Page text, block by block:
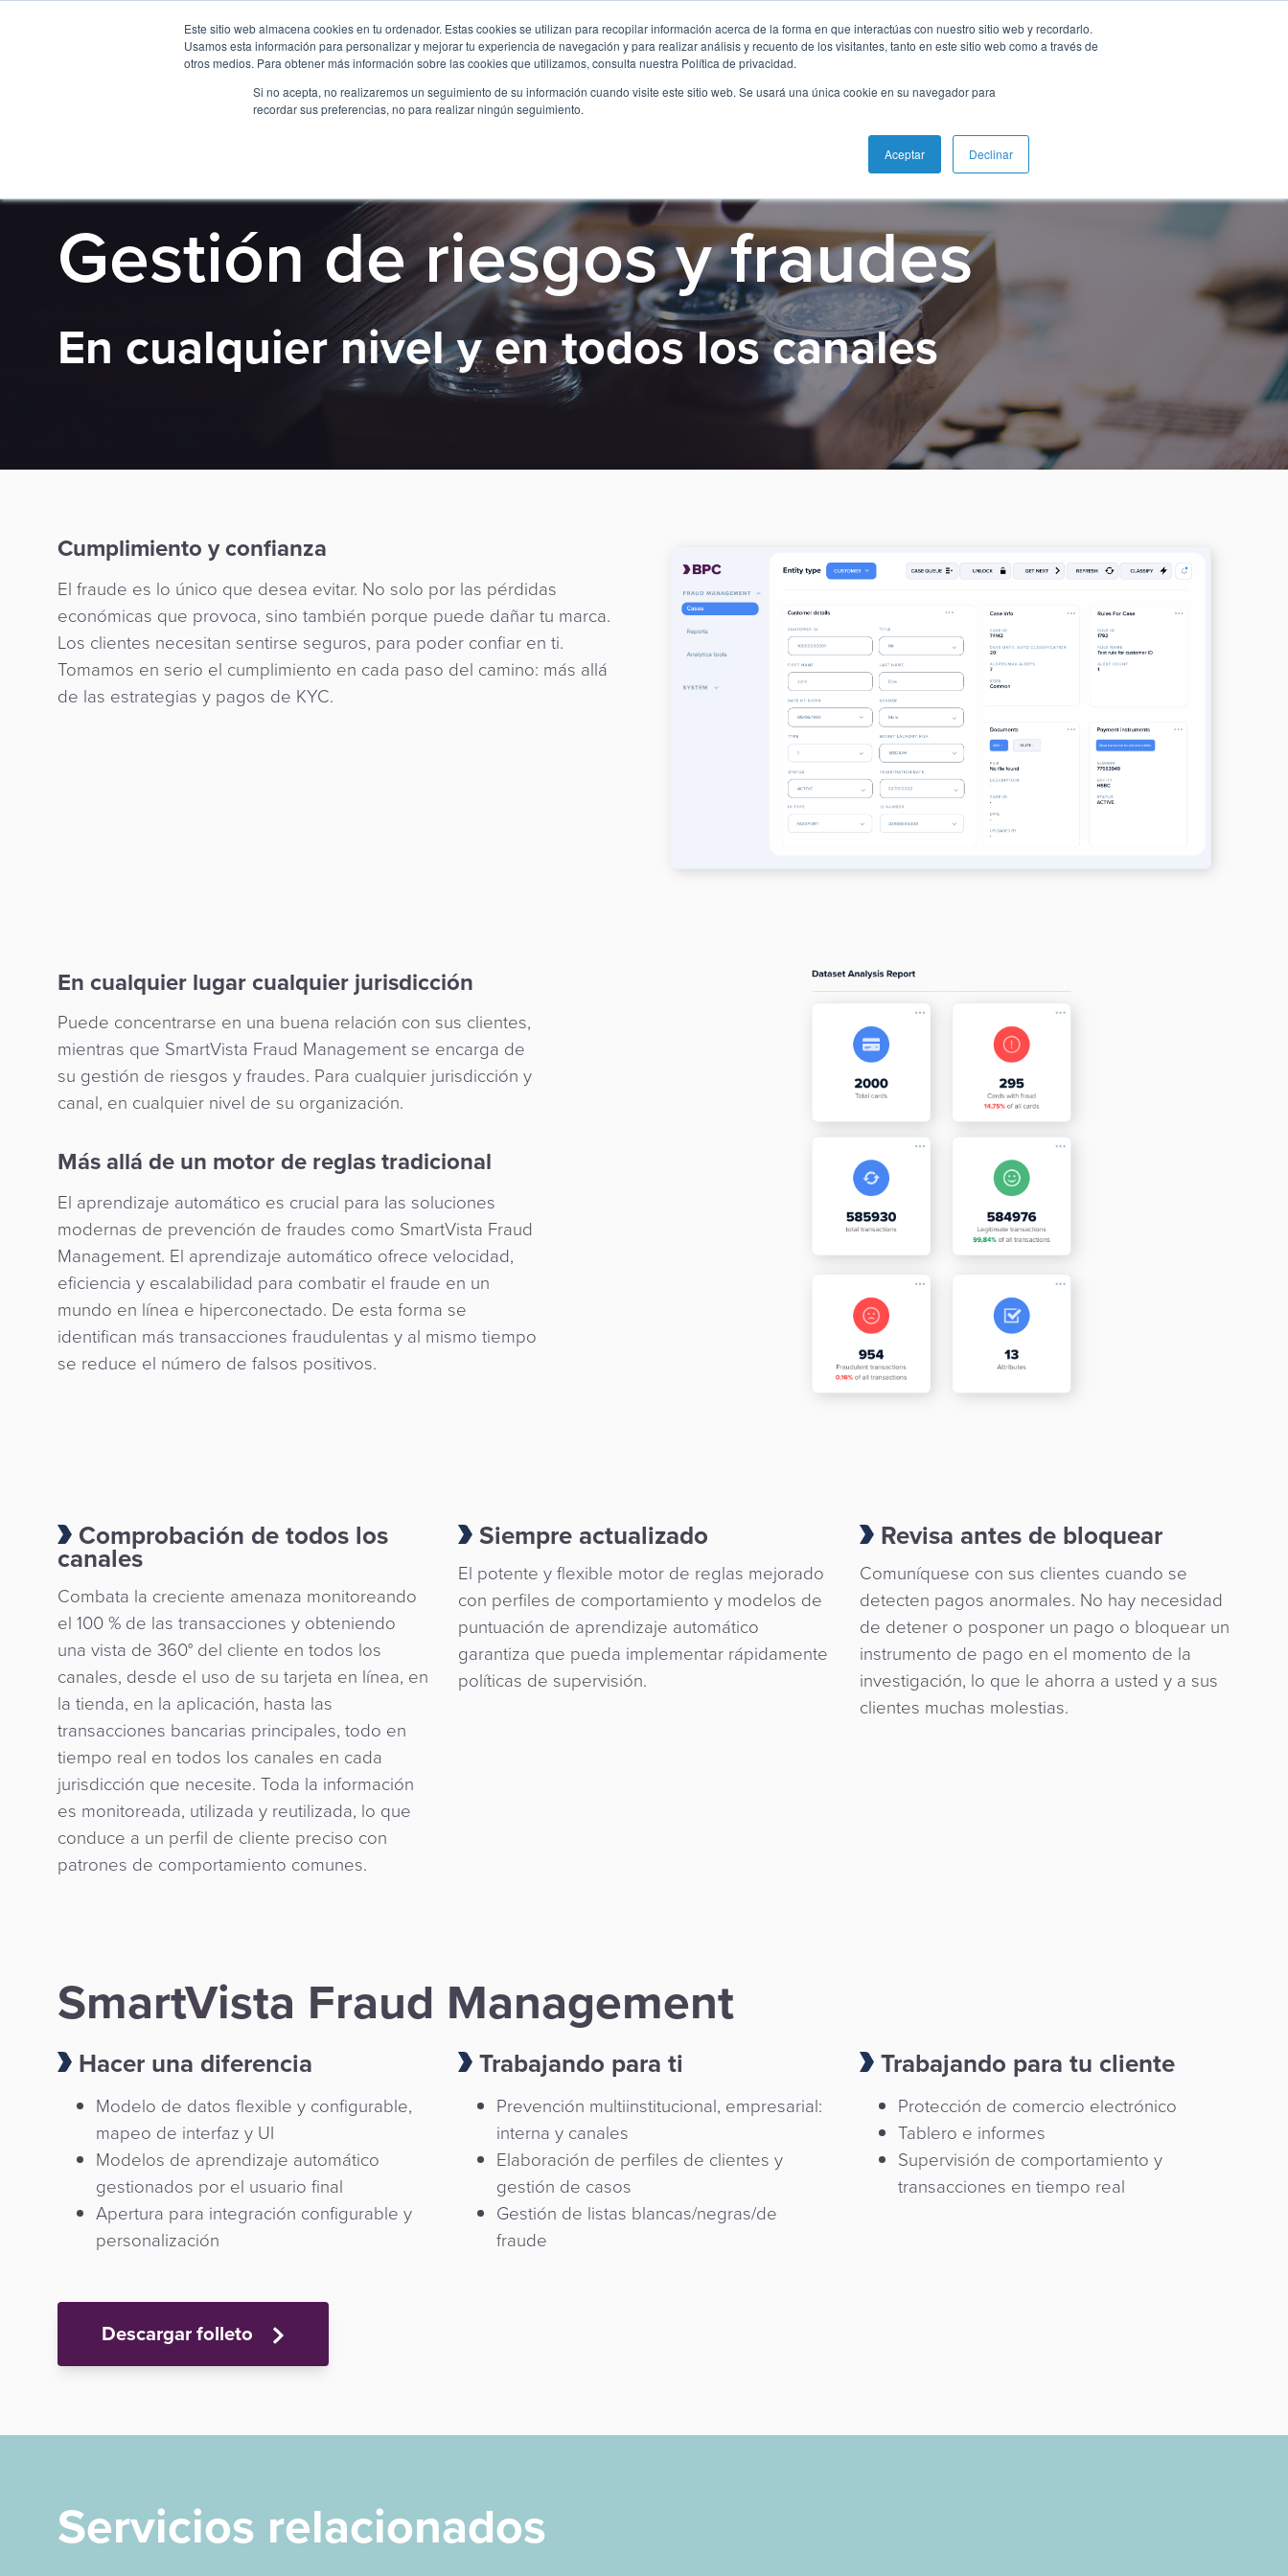
Este sitio web almacena cookies en tu ordenador. Estas cookies se utilizan para recopilar información acerca de la forma en que interactúas con nuestro sitio web y recordarlo.
Usamos esta información para personalizar y mejorar tu experiencia de navegación y para realizar análisis y recuento de los visitantes, tanto en este sitio web como a través de
otros medios. Para obtener más información sobre las cookies que utilizamos, consulta nuestra Política de privacidad.
Si no acepta, no realizaremos un seguimiento de su información cuando visite este sitio web. Se usará una única cookie en su navegador para
recordar sus preferencias, no para realizar ningún seguimiento.
Aceptar Declinar
Gestión de riesgos y fraudes
En cualquier nivel y en todos los canales
Cumplimiento y confianza
El fraude es lo único que desea evitar. No solo por las pérdidas
económicas que provoca, sino también porque puede dañar tu marca.
Los clientes necesitan sentirse seguros, para poder confiar en ti.
Tomamos en serio el cumplimiento en cada paso del camino: más allá
de las estrategias y pagos de KYC.
En cualquier lugar cualquier jurisdicción
Puede concentrarse en una buena relación con sus clientes,
mientras que SmartVista Fraud Management se encarga de
su gestión de riesgos y fraudes. Para cualquier jurisdicción y
canal, en cualquier nivel de su organización.
Más allá de un motor de reglas tradicional
El aprendizaje automático es crucial para las soluciones
modernas de prevención de fraudes como SmartVista Fraud
Management. El aprendizaje automático ofrece velocidad,
eficiencia y escalabilidad para combatir el fraude en un
mundo en línea e hiperconectado. De esta forma se
identifican más transacciones fraudulentas y al mismo tiempo
se reduce el número de falsos positivos.
Comprobación de todos los
canales
Combata la creciente amenaza monitoreando
el 100 % de las transacciones y obteniendo
una vista de 360° del cliente en todos los
canales, desde el uso de su tarjeta en línea, en
la tienda, en la aplicación, hasta las
transacciones bancarias principales, todo en
tiempo real en todos los canales en cada
jurisdicción que necesite. Toda la información
es monitoreada, utilizada y reutilizada, lo que
conduce a un perfil de cliente preciso con
patrones de comportamiento comunes.
Siempre actualizado
El potente y flexible motor de reglas mejorado
con perfiles de comportamiento y modelos de
puntuación de aprendizaje automático
garantiza que pueda implementar rápidamente
políticas de supervisión.
Revisa antes de bloquear
Comuníquese con sus clientes cuando se
detecten pagos anormales. No hay necesidad
de detener o posponer un pago o bloquear un
instrumento de pago en el momento de la
investigación, lo que le ahorra a usted y a sus
clientes muchas molestias.
SmartVista Fraud Management
Hacer una diferencia
Modelo de datos flexible y configurable,
mapeo de interfaz y UI
Modelos de aprendizaje automático
gestionados por el usuario final
Apertura para integración configurable y
personalización
Trabajando para ti
Prevención multiinstitucional, empresarial:
interna y canales
Elaboración de perfiles de clientes y
gestión de casos
Gestión de listas blancas/negras/de
fraude
Trabajando para tu cliente
Protección de comercio electrónico
Tablero e informes
Supervisión de comportamiento y
transacciones en tiempo real
Descargar folleto
Servicios relacionados